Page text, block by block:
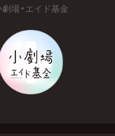
場・エイド基金